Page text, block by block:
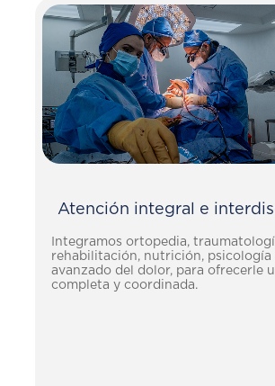
Atención integral e
Integramos ortopedia,
rehabilitación, nutrición, psicología
avanzado del dolor, para ofrecerle
completa y coordinada.